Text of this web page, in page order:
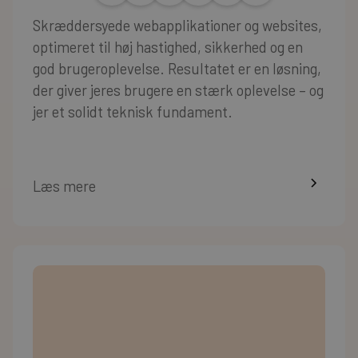
Skræddersyede webapplikationer og websites,
optimeret til høj hastighed, sikkerhed og en
god brugeroplevelse. Resultatet er en løsning,
der giver jeres brugere en stærk oplevelse – og
jer et solidt teknisk fundament.
Læs mere